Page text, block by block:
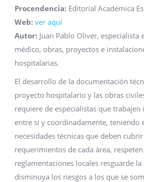
Procendencia: Editorial Académica
Web: ver aquí
Autor: Juan Pablo Oliver, especialista
médico, obras, proyectos e
hospitalarias.
El desarrollo de la documentación
proyecto hospitalario y las obras
requiere de especialistas que trabajen
entre si y coordinadamente, teniendo
necesidades técnicas que deben
requerimientos de cada área,
reglamentaciones locales resguarde la
disminuya los riesgos a los que se